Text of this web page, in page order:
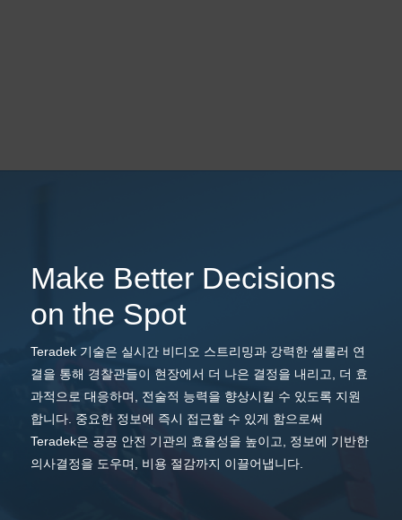
Make Better Decisions
on the Spot
Teradek 기술은 실시간 비디오 스트리밍과 강력한 셀룰러 연
결을 통해 경찰관들이 현장에서 더 나은 결정을 내리고, 더 효
과적으로 대응하며, 전술적 능력을 향상시킬 수 있도록 지원
합니다. 중요한 정보에 즉시 접근할 수 있게 함으로써
Teradek은 공공 안전 기관의 효율성을 높이고, 정보에 기반한
의사결정을 도우며, 비용 절감까지 이끌어냅니다.